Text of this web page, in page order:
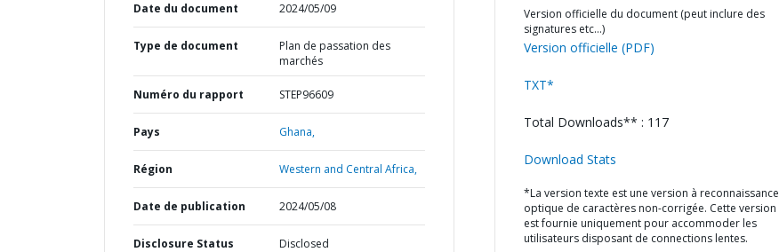
Date du document 2024/05/09
Type de document
Plan de passation des
marchés
Numéro du rapport STEP96609
Pays Ghana,
Région Western and Central Africa,
Date de publication 2024/05/08
Disclosure Status Disclosed
Version officielle du document (peut inclure des
signatures etc…)
Version officielle (PDF)
TXT*
Total Downloads** : 117
Download Stats
*La version texte est une version à reconnaissance
optique de caractères non-corrigée. Cette version
est fournie uniquement pour accommoder les
utilisateurs disposant de connections lentes.